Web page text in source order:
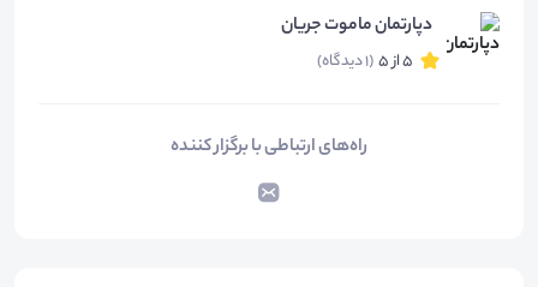
دپارتمان ماموت جریان
5 از 5 (1 دیدگاه)
راه‌های ارتباطی با برگزار کننده